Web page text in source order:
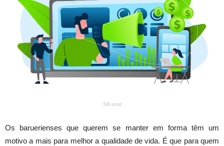
SB post
Os baruerienses que querem se manter em forma têm um
motivo a mais para melhor a qualidade de vida. É que para quem